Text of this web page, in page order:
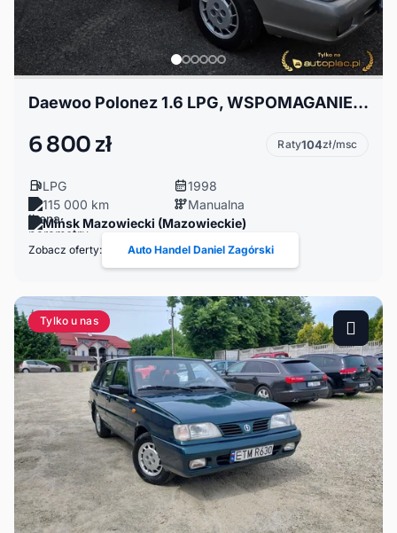
Daewoo Polonez 1.6 LPG, WSPOMAGANIE: Caro Plus GSI , 100% Sprawny
6 800 zł Raty104zł/msc
LPG
1998
115 000 km
Manualna
Mińsk Mazowiecki (Mazowieckie)
Zobacz oferty: Auto Handel Daniel Zagórski
Tylko u nas